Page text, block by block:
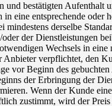
und bestätigten Aufenthalt
in eine entsprechende oder
mindestens derselbe
der Dienstleistungen
Wechsels in eine
Anbieter verpflichtet, den
vor Beginn des
der Erbringung der
Wenn der Kunde
zustimmt, wird der Preis